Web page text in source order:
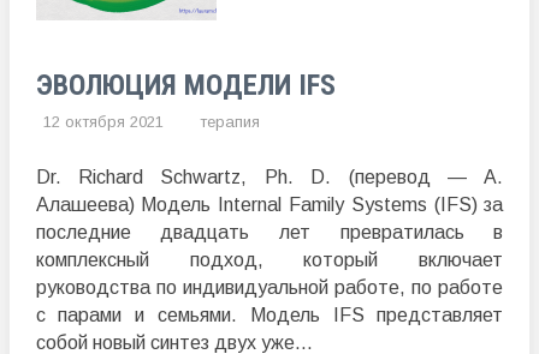
ЭВОЛЮЦИЯ МОДЕЛИ IFS
12 октября 2021 терапия
Dr. Richard Schwartz, Ph. D. (перевод — А.
Алашеева) Модель Internal Family Systems (IFS) за
последние двадцать лет превратилась в
комплексный подход, который включает
руководства по индивидуальной работе, по работе
с парами и семьями. Модель IFS представляет
собой новый синтез двух уже...